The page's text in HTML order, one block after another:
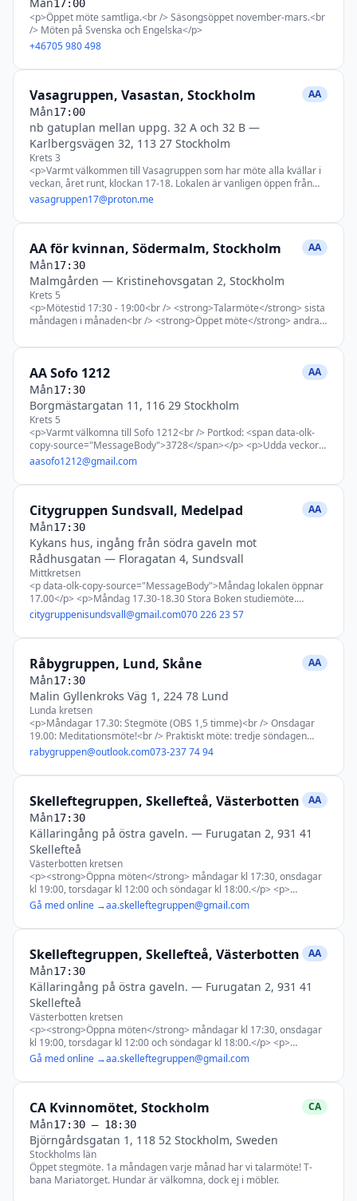
17:00
<p>Öppet möte samtliga.<br /> Säsongsöppet november-mars.<br
/> Möten på Svenska och Engelska</p>
+46705 980 498
Vasagruppen, Vasastan, Stockholm AA
Mån17:00
nb gatuplan mellan uppg. 32 A och 32 B —
Karlbergsvägen 32, 113 27 Stockholm
Krets 3
<p>Varmt välkommen till Vasagruppen som har möte alla kvällar i
veckan, året runt, klockan 17-18. Lokalen är vanligen öppen från
16:30 till 18:30, då nästa grupp tar vid.</p> <p>Plats: Liten dörr
med en liten graverad mässingsplåt - “Bill och Bobs vänner”,
ingång från gatan. 32 B nb, mellan Karlbergsvägen 32A och 32B.
slutna möten.</p> <p>Talarmöte: Sista söndagen varje månad.</p>
<p>Praktiskt möte: 1:a torsdagen i månaden. Mötet inleds med
praktiskt möte och övergår därefter i ordinarie möte.</p>
<p>Tema-schema:<br /> Måndag: Stegmöte<br /> Tisdag: Valfritt
tema<br /> Onsdag: Meditation<br /> Torsdag: Traditionsmöte<br
/> Fredag: Stegmöte<br /> Lördag: Leva Nykter<br /> Söndag: 1:a
Steget.</p>
vasagruppen17@proton.me
AA för kvinnan, Södermalm, Stockholm AA
Mån17:30
Malmgården — Kristinehovsgatan 2, Stockholm
Krets 5
<p>Mötestid 17:30 - 19:00<br /> <strong>Talarmöte</strong> sista
måndagen i månaden<br /> <strong>Öppet möte</strong> andra
AA Sofo 1212 AA
Mån17:30
Borgmästargatan 11, 116 29 Stockholm
Krets 5
<p>Varmt välkomna till Sofo 1212<br /> Portkod: <span data-olk-
copy-source="MessageBody">3728</span></p> <p>Udda veckor:
Stora Boken<br /> Jämna veckor: Hjärtats Språk</p> <p>* Vi håller
till på bottenvåningen i körsalen.<br /> * Praktiskt möte 2:a
Måndagen i månanden kl 17.30 halva mötestiden!</p> <p>Är du ny
välkommen till oss.</p> <p>Fråga eller fundering? Mejla gruppen
nedan.</p> <p>&nbsp;</p>
aasofo1212@gmail.com
Citygruppen Sundsvall, Medelpad AA
Mån17:30
Kykans hus, ingång från södra gaveln mot
Rådhusgatan — Floragatan 4, Sundsvall
Mittkretsen
<p data-olk-copy-source="MessageBody">Måndag lokalen öppnar
17.00</p> <p>Måndag 17.30-18.30 Stora Boken studiemöte.
Medtag gärna egen Stora Boken</p> <p>Måndag 19.00-20.00
Möte med roterande tema (steg, tradition och service)</p>
<p>Tuesday the meeting room opens 18.00</p> <p>Tuesday 19.00-
English. It is ok to share in English or Swedish – you don´t need to
speak fluent English– translation is available.</p> <p>Torsdag
lokalen öppnar 17.00<br /> Torsdag 17.30-18.30 Traditioner
studiemöte.<br /> Torsdag19.00-20.30 längre möte 90 minuter
med 10 minuters paus efter 40 minuter</p> <p>Lördag lokalen
öppnar 18.00.</p> <p>Lördag 19.00-20.00 Temamöte som inleds
med 10 minuter meditation.<br /> Lördag 20:30
Meditationsmöte</p> <p>Talarmöten sista torsdagen varje månad
månaden<br /> <b>Gruppsamvetsmöte</b> 3:e måndagen i
class="x_MsoNormal">
citygruppenisundsvall@gmail.com070 226 23 57
Råbygruppen, Lund, Skåne AA
Mån17:30
Malin Gyllenkroks Väg 1, 224 78 Lund
Lunda kretsen
<p>Måndagar 17.30: Stegmöte (OBS 1,5 timme)<br /> Onsdagar
19.00: Meditationsmöte!<br /> Praktiskt möte: tredje söndagen
varje månad.</p>
rabygruppen@outlook.com073-237 74 94
Skelleftegruppen, Skellefteå, Västerbotten AA
Mån17:30
Källaringång på östra gaveln. — Furugatan 2, 931 41
Skellefteå
Västerbotten kretsen
<p><strong>Öppna möten</strong> måndagar kl 17:30, onsdagar
kl 19:00, torsdagar kl 12:00 och söndagar kl 18:00.</p> <p>
<strong>Praktiskt möte</strong> första torsdagen varje månad kl
18:00.<br /> <strong>Gruppsamvetsmöte</strong> tredje
torsdagen i månaden 18:00.</p> <p>Måndag 17.30 - 18.30
<p>Tisdag 18:00-19:00 | AA:s traditioner</p> <p>Onsdag
19:00- 20:00 Temamöte (öppet)</p> <p>Torsdag 12:00-13:00
| Steg (öppet)</p> <p>Torsdag 18:00-19:00 | 10:e Steget</p>
<p>Fredag 18:00-19:00 | Stora boken</p> <p>Lördag
12:00-13:00 | 9:e Stegets löften</p> <p>Lördag 18:00 - 19:00
Litteratur</p> <p>Söndag 10:00-11:00 | Online-möte (öppet)
Anslut via länk ovan</p> <p>Söndag 18:00-19:00 | AA:s 12
Steg (öppet)<span style="font-size: clamp(14px, 0.38vw + 10.51px,
16px);">möte</span></p>
Gå med online →aa.skelleftegruppen@gmail.com
Skelleftegruppen, Skellefteå, Västerbotten AA
Mån17:30
Källaringång på östra gaveln. — Furugatan 2, 931 41
Skellefteå
Västerbotten kretsen
<p><strong>Öppna möten</strong> måndagar kl 17:30, onsdagar
kl 19:00, torsdagar kl 12:00 och söndagar kl 18:00.</p> <p>
<strong>Praktiskt möte</strong> första torsdagen varje månad kl
18:00.<br /> <strong>Gruppsamvetsmöte</strong> tredje
torsdagen i månaden 18:00.</p> <p>Måndag 17.30 - 18.30
<p>Tisdag 18:00-19:00 | AA:s traditioner</p> <p>Onsdag
19:00- 20:00 Temamöte (öppet)</p> <p>Torsdag 12:00-13:00
| Steg (öppet)</p> <p>Torsdag 18:00-19:00 | 10:e Steget</p>
<p>Fredag 18:00-19:00 | Stora boken</p> <p>Lördag
12:00-13:00 | 9:e Stegets löften</p> <p>Lördag 18:00 - 19:00
Litteratur</p> <p>Söndag 10:00-11:00 | Online-möte (öppet)
Anslut via länk ovan</p> <p>Söndag 18:00-19:00 | AA:s 12
Gå med online →aa.skelleftegruppen@gmail.com
CA Kvinnomötet, Stockholm CA
Mån17:30 – 18:30
Björngårdsgatan 1, 118 52 Stockholm, Sweden
Stockholms län
Öppet stegmöte. 1a måndagen varje månad har vi talarmöte! T-
bana Mariatorget. Hundar är välkomna, dock ej i möbler.